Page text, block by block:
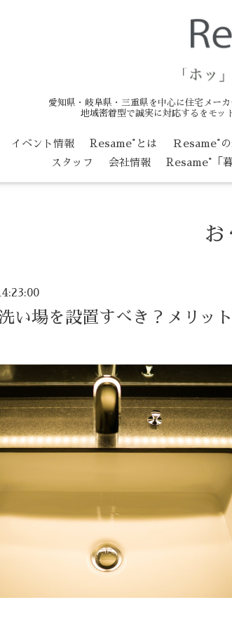
愛知県・岐阜県・三重県を中心に住宅メー
地域密着型で誠実に対応するをモッ
イベント情報 Resame°とは Ｒesame°
スタッフ
会社情報 Resame°「暮
お
い場を設置すべき？メリッ